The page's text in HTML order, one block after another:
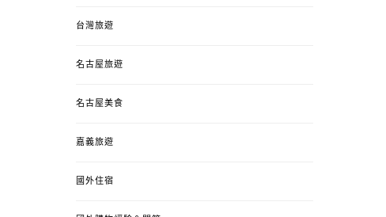
台灣旅遊
名古屋旅遊
名古屋美食
嘉義旅遊
國外住宿